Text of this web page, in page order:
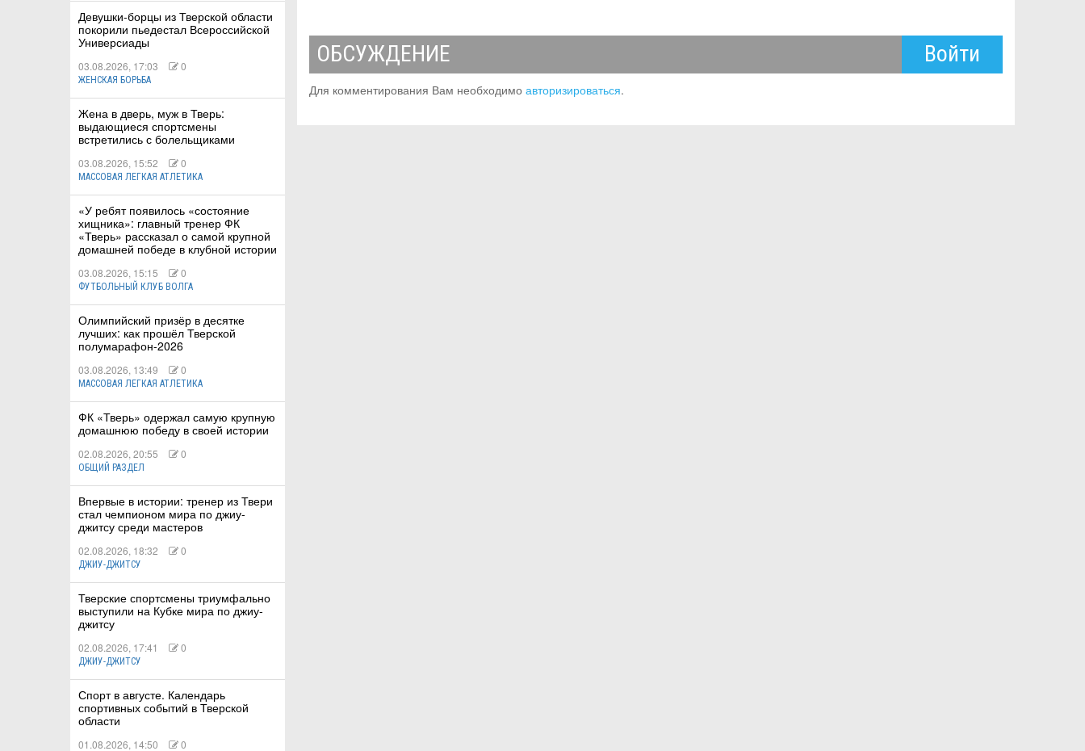
Девушки-борцы из Тверской области
покорили пьедестал Всероссийской
Универсиады
03.08.2026, 17:03 0
ЖЕНСКАЯ БОРЬБА
Жена в дверь, муж в Тверь:
выдающиеся спортсмены
встретились с болельщиками
03.08.2026, 15:52 0
МАССОВАЯ ЛЕГКАЯ АТЛЕТИКА
«У ребят появилось «состояние
хищника»: главный тренер ФК
«Тверь» рассказал о самой крупной
домашней победе в клубной истории
03.08.2026, 15:15 0
ФУТБОЛЬНЫЙ КЛУБ ВОЛГА
Олимпийский призёр в десятке
лучших: как прошёл Тверской
полумарафон-2026
03.08.2026, 13:49 0
МАССОВАЯ ЛЕГКАЯ АТЛЕТИКА
ФК «Тверь» одержал самую крупную
домашнюю победу в своей истории
02.08.2026, 20:55 0
ОБЩИЙ РАЗДЕЛ
Впервые в истории: тренер из Твери
стал чемпионом мира по джиу-
джитсу среди мастеров
02.08.2026, 18:32 0
ДЖИУ-ДЖИТСУ
Тверские спортсмены триумфально
выступили на Кубке мира по джиу-
джитсу
02.08.2026, 17:41 0
ДЖИУ-ДЖИТСУ
Спорт в августе. Календарь
спортивных событий в Тверской
области
01.08.2026, 14:50 0
ОБСУЖДЕНИЕ Войти
Для комментирования Вам необходимоавторизироваться.